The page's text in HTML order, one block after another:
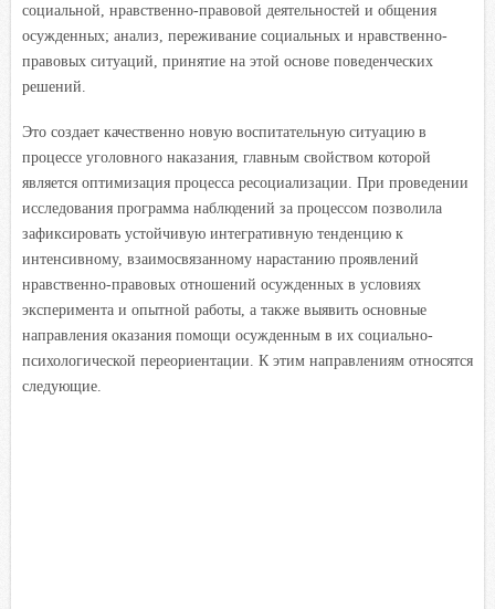
социальной, нравственно-правовой деятельностей и общения
осужденных; анализ, переживание социальных и нравственно-
правовых ситуаций, принятие на этой основе поведенческих
решений.
Это создает качественно новую воспитательную ситуацию в
процессе уголовного наказания, главным свойством которой
является оптимизация процесса ресоциализации. При проведении
исследования программа наблюдений за процессом позволила
зафиксировать устойчивую интегративную тенденцию к
интенсивному, взаимосвязанному нарастанию проявлений
нравственно-правовых отношений осужденных в условиях
эксперимента и опытной работы, а также выявить основные
направления оказания помощи осужденным в их социально-
психологической переориентации. К этим направлениям относятся
следующие.